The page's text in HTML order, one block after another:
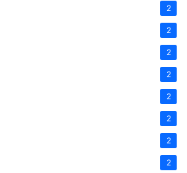
2
2
2
2
2
2
2
2